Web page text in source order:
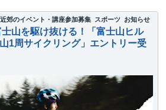
郊のイベント・講座参加募集 スポーツ お知らせ
士山を駆け抜ける！「富士山ヒル
1周サイクリング」エントリー受